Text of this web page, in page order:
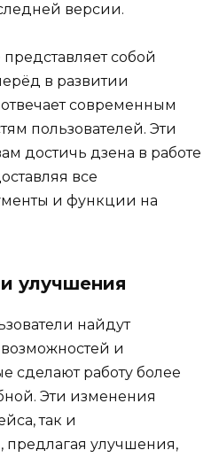
версии.
собой
в развитии
современным
пользователей. Эти
достичь дзена в работе
все
и функции на
улучшения
найдут
и
сделают работу более
Эти изменения
так и
предлагая улучшения,